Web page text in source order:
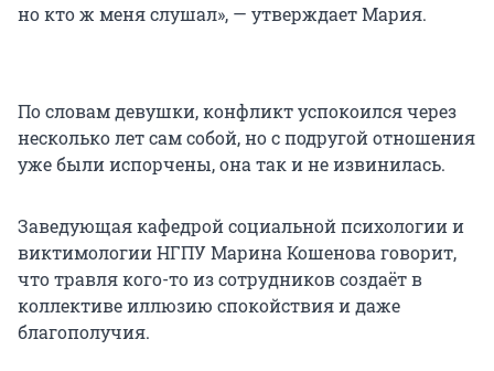
но кто ж меня слушал», — утверждает Мария.
По словам девушки, конфликт успокоился через
несколько лет сам собой, но с подругой отношения
уже были испорчены, она так и не извинилась.
Заведующая кафедрой социальной психологии и
виктимологии НГПУ Марина Кошенова говорит,
что травля кого-то из сотрудников создаёт в
коллективе иллюзию спокойствия и даже
благополучия.